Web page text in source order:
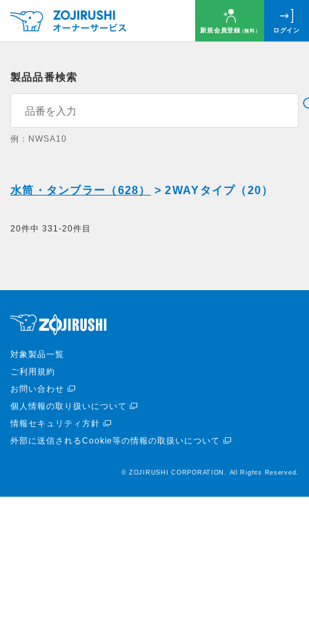
新規会員登録（無料） ログイン
製品品番検索
例：NWSA10
水筒・タンブラー（628） > 2WAYタイプ（20）
20件中 331-20件目
対象製品一覧
ご利用規約
お問い合わせ
個人情報の取り扱いについて
情報セキュリティ方針
外部に送信されるCookie等の情報の取扱いについて
© ZOJIRUSHI CORPORATION. All Rights Reserved.